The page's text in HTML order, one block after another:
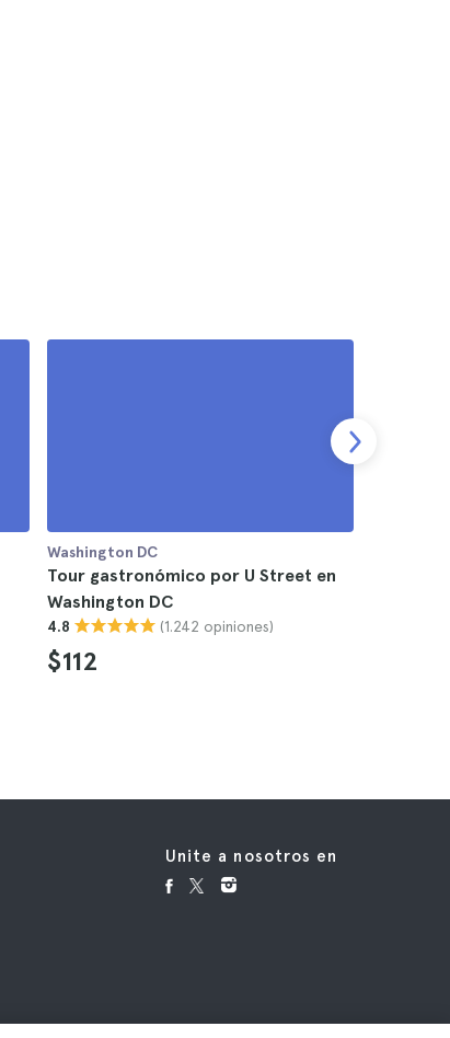
Washington DC
Tour gastronómico por U Street en
Washington DC
4.8 (1.242 opiniones)
$112
Unite a nosotros en